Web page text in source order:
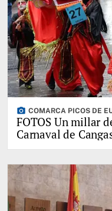
photo_camera COMARCA PICOS DE
FOTOS Un millar
Carnaval de